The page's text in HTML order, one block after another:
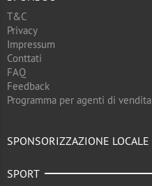
T&C
Privacy
Impressum
Conttati
FAQ
Feedback
Programma per agenti di vendita
SPONSORIZZAZIONE LOCALE
SPORT